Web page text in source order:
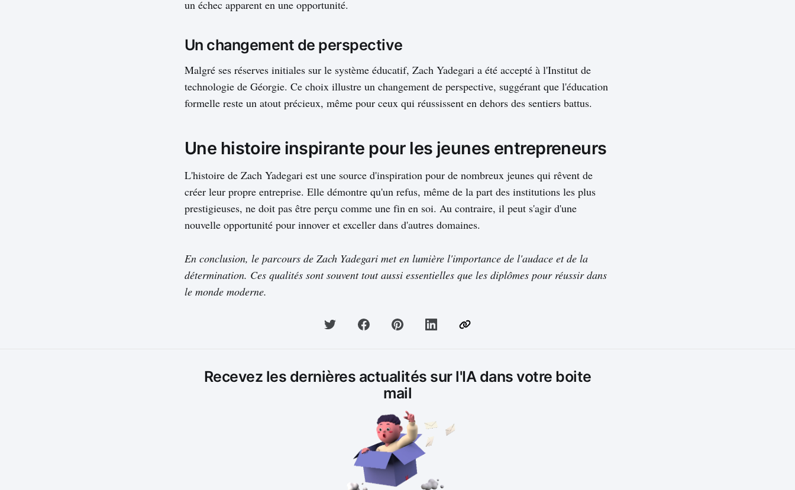
un échec apparent en une opportunité.
Un changement de perspective
Malgré ses réserves initiales sur le système éducatif, Zach Yadegari a été accepté à l'Institut de
technologie de Géorgie. Ce choix illustre un changement de perspective, suggérant que l'éducation
formelle reste un atout précieux, même pour ceux qui réussissent en dehors des sentiers battus.
Une histoire inspirante pour les jeunes entrepreneurs
L'histoire de Zach Yadegari est une source d'inspiration pour de nombreux jeunes qui rêvent de
créer leur propre entreprise. Elle démontre qu'un refus, même de la part des institutions les plus
prestigieuses, ne doit pas être perçu comme une fin en soi. Au contraire, il peut s'agir d'une
nouvelle opportunité pour innover et exceller dans d'autres domaines.
En conclusion, le parcours de Zach Yadegari met en lumière l'importance de l'audace et de la
détermination. Ces qualités sont souvent tout aussi essentielles que les diplômes pour réussir dans
le monde moderne.
Recevez les dernières actualités sur l'IA dans votre boite
mail